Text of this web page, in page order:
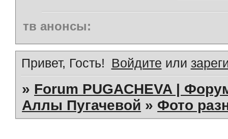
тв анонсы:
Привет, Гость! Войдите или
» Forum PUGACHEVA |
Аллы Пугачевой » Фото